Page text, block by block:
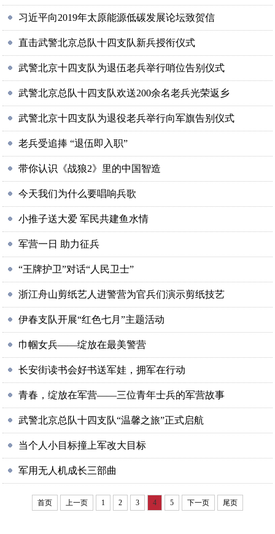
习近平向2019年太原能源低碳发展论坛致贺信
直击武警北京总队十四支队新兵授衔仪式
武警北京十四支队为退伍老兵举行哨位告别仪式
武警北京总队十四支队欢送200余名老兵光荣返乡
武警北京十四支队为退役老兵举行向军旗告别仪式
老兵受追捧 “退伍即入职”
带你认识《战狼2》里的中国智造
今天我们为什么要唱响兵歌
小推子送大爱 军民共建鱼水情
军营一日 助力征兵
“王牌护卫”对话“人民卫士”
浙江舟山剪纸艺人进警营为官兵们演示剪纸技艺
伊春支队开展“红色七月”主题活动
巾帼女兵——绽放在最美警营
长安街读书会好书送军娃，拥军在行动
青春，绽放在军营——三位青年士兵的军营故事
武警北京总队十四支队“温馨之旅”正式启航
当个人小目标撞上军改大目标
军用无人机成长三部曲
首页 上一页 1 2 3 4 5 下一页 尾页